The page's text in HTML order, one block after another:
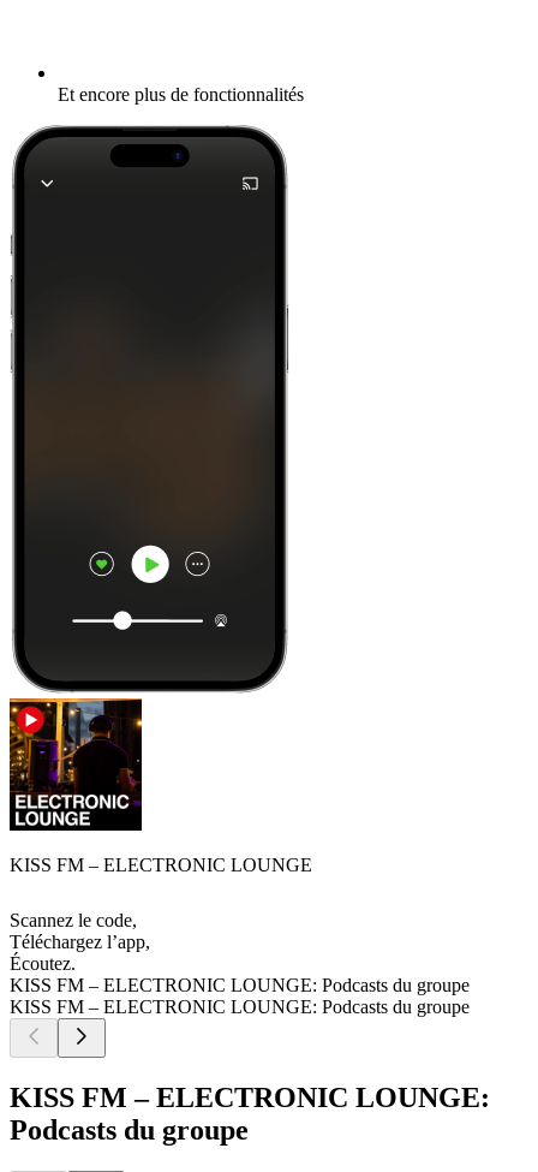
Et encore plus de fonctionnalités
KISS FM – ELECTRONIC LOUNGE
Scannez le code,
Téléchargez l’app,
Écoutez.
KISS FM – ELECTRONIC LOUNGE: Podcasts du groupe
KISS FM – ELECTRONIC LOUNGE: Podcasts du groupe
KISS FM – ELECTRONIC LOUNGE:
Podcasts du groupe